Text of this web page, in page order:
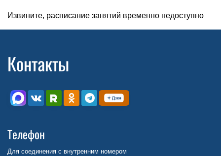
Извините, расписание занятий временно недоступно
Контакты
Телефон
Для соединения с внутренним номером